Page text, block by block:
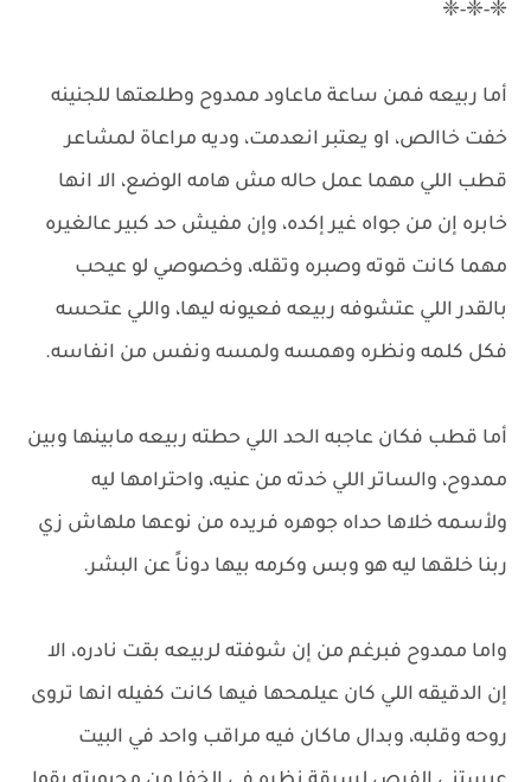
❈-❈-❈
أما ربيعه فمن ساعة ماعاود ممدوح وطلعتها للجنينه
خفت خاالص، او يعتبر انعدمت، وديه مراعاة لمشاعر
قطب اللي مهما عمل حاله مش هامه الوضع، الا انها
خابره إن من جواه غير إكده، وإن مفيش حد كبير عالغيره
مهما كانت قوته وصبره وتقله، وخصوصي لو عيحب
بالقدر اللي عتشوفه ربيعه فعيونه ليها، واللي عتحسه
فكل كلمه ونظره وهمسه ولمسه ونفس من انفاسه.
أما قطب فكان عاجبه الحد اللي حطته ربيعه مابينها وبين
ممدوح، والساتر اللي خدته من عنيه، واحترامها ليه
ولأسمه خلاها حداه جوهره فريده من نوعها ملهاش زي
ربنا خلقها ليه هو وبس وكرمه بيها دوناً عن البشر.
واما ممدوح فبرغم من إن شوفته لربيعه بقت نادره، الا
إن الدقيقه اللي كان عيلمحها فيها كانت كفيله انها تروى
روحه وقلبه، وبدال ماكان فيه مراقب واحد في البيت